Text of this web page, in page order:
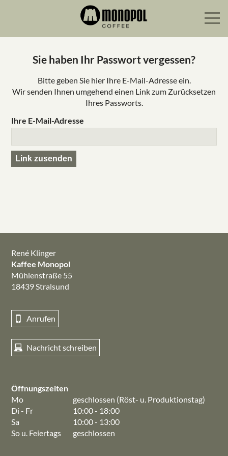
Sie haben Ihr Passwort vergessen?
Bitte geben Sie hier Ihre E-Mail-Adresse ein.
Wir senden Ihnen umgehend einen Link zum Zurücksetzen
Ihres Passworts.
Ihre E-Mail-Adresse
Link zusenden
René Klinger
Kaffee Monopol
Mühlenstraße 55
18439 Stralsund
Anrufen
Nachricht schreiben
Öffnungszeiten
Mo
geschlossen (Röst- u. Produktionstag)
Di - Fr
10:00 - 18:00
Sa
10:00 - 13:00
So u. Feiertags
geschlossen